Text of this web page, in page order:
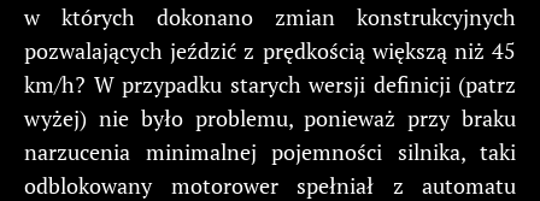
w których dokonano zmian konstrukcyjnych
pozwalających jeździć z prędkością większą niż 45
km/h? W przypadku starych wersji definicji (patrz
wyżej) nie było problemu, ponieważ przy braku
narzucenia minimalnej pojemności silnika, taki
odblokowany motorower spełniał z automatu